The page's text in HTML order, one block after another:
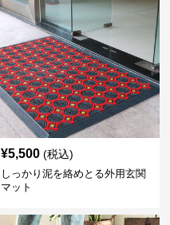
¥5,500 (税込)
しっかり泥を絡めとる外用玄関
マット